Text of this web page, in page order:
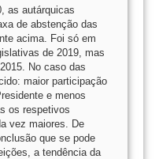
as autárquicas
de abstenção das
acima. Foi só em
de 2019, mas
No caso das
maior participação
e menos
os respetivos
vez maiores. De
que se pode
a tendência da